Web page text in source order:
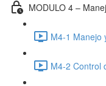
MODULO 4 –
M4-1 Manejo
M4-2 Control